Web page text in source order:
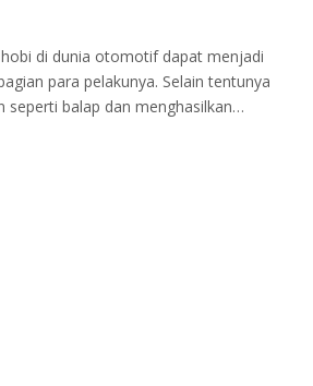
hobi di dunia otomotif dapat menjadi
para pelakunya. Selain tentunya
seperti balap dan menghasilkan…